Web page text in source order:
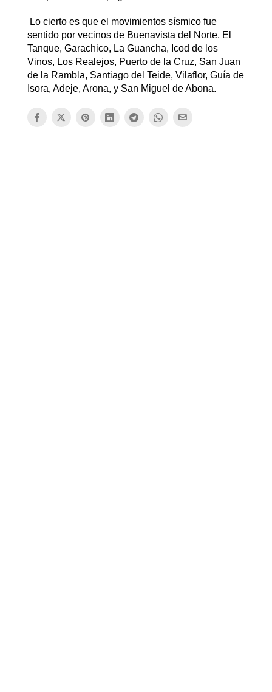
Lo cierto es que el movimientos sísmico fue
sentido por vecinos de Buenavista del Norte, El
Tanque, Garachico, La Guancha, Icod de los
Vinos, Los Realejos, Puerto de la Cruz, San Juan
de la Rambla, Santiago del Teide, Vilaflor, Guía de
Isora, Adeje, Arona, y San Miguel de Abona.